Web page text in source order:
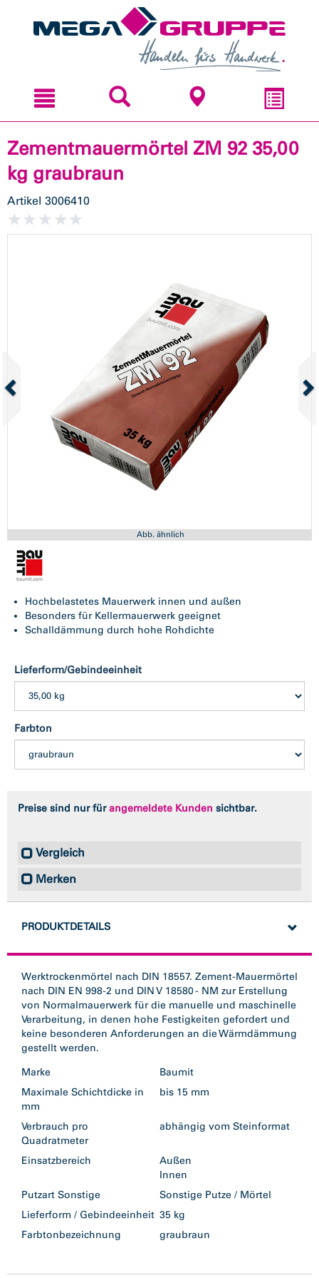
Zementmauermörtel ZM 92 35,00
kg graubraun
Artikel 3006410
Abb. ähnlich
Hochbelastetes Mauerwerk innen und außen
Besonders für Kellermauerwerk geeignet
Schalldämmung durch hohe Rohdichte
Lieferform/Gebindeeinheit
Farbton
Preise sind nur fürangemeldete Kunden sichtbar.
Vergleich
Merken
PRODUKTDETAILS
Werktrockenmörtel nach DIN 18557. Zement-Mauermörtel
nach DIN EN 998-2 und DIN V 18580 - NM zur Erstellung
von Normalmauerwerk für die manuelle und maschinelle
Verarbeitung, in denen hohe Festigkeiten gefordert und
keine besonderen Anforderungen an die Wärmdämmung
gestellt werden.
Marke
Baumit
Maximale Schichtdicke in
mm
bis 15 mm
Verbrauch pro
Quadratmeter
abhängig vom Steinformat
Einsatzbereich
Außen
Innen
Putzart Sonstige
Sonstige Putze / Mörtel
Lieferform / Gebindeeinheit 35 kg
Farbtonbezeichnung
graubraun